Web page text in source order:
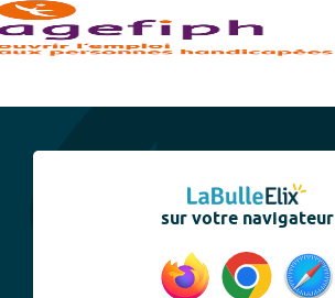
sur votre navigateur